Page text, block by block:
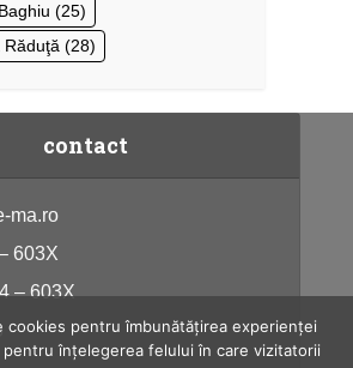
(25)
Răduţă (28)
contact
ma.ro
603X
– 603X
cookies pentru îmbunătățirea experienței
înțelegerea felului în care vizitatorii